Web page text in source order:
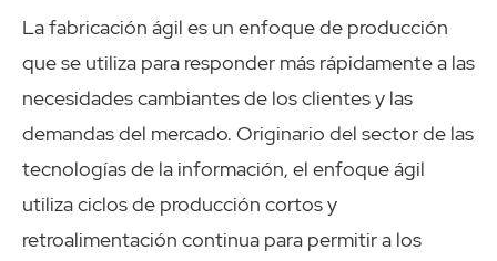
La fabricación ágil es un enfoque de producción
que se utiliza para responder más rápidamente a las
necesidades cambiantes de los clientes y las
demandas del mercado. Originario del sector de las
tecnologías de la información, el enfoque ágil
utiliza ciclos de producción cortos y
retroalimentación continua para permitir a los